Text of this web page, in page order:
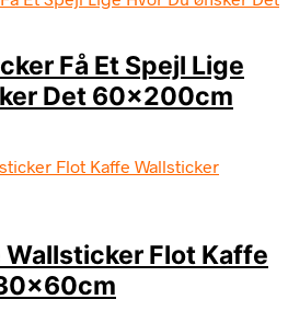
Få Et Spejl Lige
Det 60x200cm
Flot Kaffe